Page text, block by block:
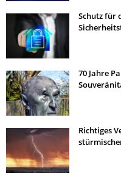
Schutz für
70 Jahre
Richtiges